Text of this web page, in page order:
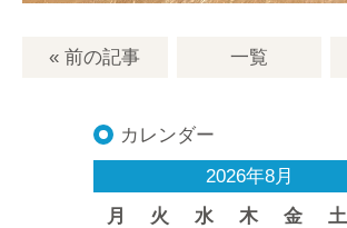
« 前の記事 一覧
カレンダー
2026年8月
月
火 水 木 金 土